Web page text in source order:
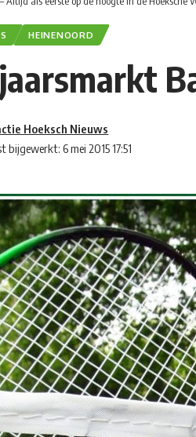
HEINENOORD
bijgewerkt: 6 mei 2015 17:51
Hoeksch Nieuws